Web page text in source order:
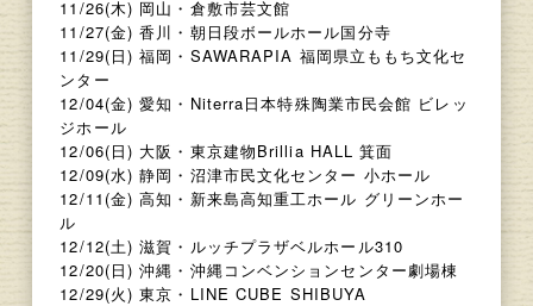
11/26(木) 岡山・倉敷市芸文館
11/27(金) 香川・朝日段ボールホール国分寺
11/29(日) 福岡・SAWARAPIA 福岡県立ももち文化セ
ンター
12/04(金) 愛知・Niterra日本特殊陶業市民会館 ビレッ
ジホール
12/06(日) 大阪・東京建物Brillia HALL 箕面
12/09(水) 静岡・沼津市民文化センター 小ホール
12/11(金) 高知・新来島高知重工ホール グリーンホー
ル
12/12(土) 滋賀・ルッチプラザベルホール310
12/20(日) 沖縄・沖縄コンベンションセンター劇場棟
12/29(火) 東京・LINE CUBE SHIBUYA